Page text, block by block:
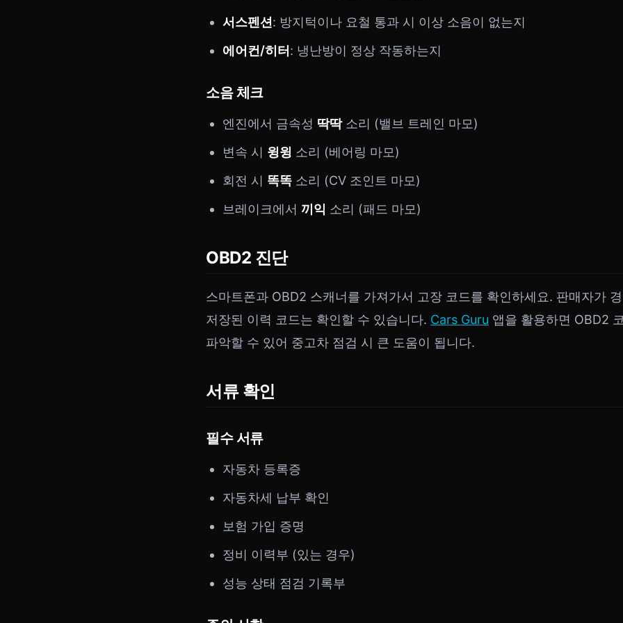
서스펜션 : 방지턱이나 요철 통과 시 이상 소음이 없는지
에어컨/히터 : 냉난방이 정상 작동하는지
소음 체크
엔진에서 금속성 딱딱소리 (밸브 트레인 마모)
변속 시 윙윙 소리 (베어링 마모)
회전 시 똑똑 소리 (CV 조인트 마모)
브레이크에서 끼익 소리 (패드 마모)
OBD2 진단
스마트폰과 OBD2 스캐너를 가져가서 고장 코드를 확인하세요. 판매자가
저장된 이력 코드는 확인할 수 있습니다. Cars Guru 앱을 활용하면 OBD2
파악할 수 있어 중고차 점검 시 큰 도움이 됩니다.
서류 확인
필수 서류
자동차 등록증
자동차세 납부 확인
보험 가입 증명
정비 이력부 (있는 경우)
성능 상태 점검 기록부